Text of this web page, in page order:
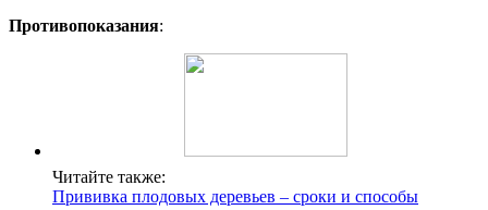
Противопоказания:
Читайте также:
Прививка плодовых деревьев – сроки и способы